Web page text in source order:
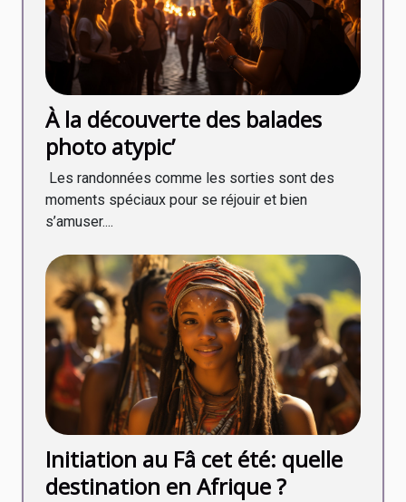
À la découverte des balades
photo atypic’
Les randonnées comme les sorties sont des
moments spéciaux pour se réjouir et bien
s’amuser....
Initiation au Fâ cet été: quelle
destination en Afrique ?